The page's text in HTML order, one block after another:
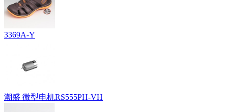
3369A-Y
潮盛 微型电机RS555PH-VH